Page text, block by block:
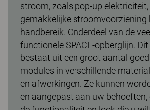
stroom, zoals pop-up elektriciteit,
gemakkelijke stroomvoorziening
handbereik. Onderdeel van de
functionele SPACE-opberglijn.
bestaat uit een groot aantal
modules in verschillende
en afwerkingen. Ze kunnen
en aangepast aan uw behoeften,